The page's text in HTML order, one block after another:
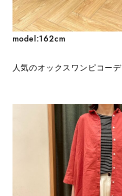
model:162cm
人気のオックスワンピコーデ